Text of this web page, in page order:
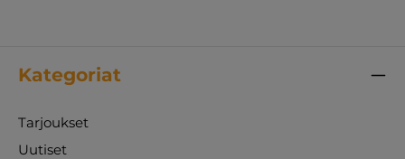
Kategoriat
Tarjoukset
Uutiset